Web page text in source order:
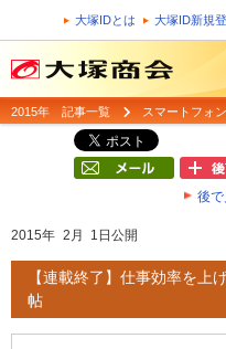
大塚IDとは 大塚ID新規
2015年 記事一覧 スマートフォ
後
2015年 2月 1日公開
【連載終了】仕事効率を上
帖